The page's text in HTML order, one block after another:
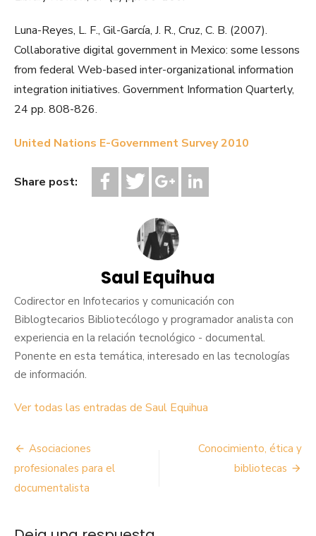
Luna-Reyes, L. F., Gil-García, J. R., Cruz, C. B. (2007).
Collaborative digital government in Mexico: some lessons
from federal Web-based inter-organizational information
integration initiatives. Government Information Quarterly,
24 pp. 808-826.
United Nations E-Government Survey 2010
Share post:
Saul Equihua
Codirector en Infotecarios y comunicación con
Biblogtecarios Bibliotecólogo y programador analista con
experiencia en la relación tecnológico - documental.
Ponente en esta temática, interesado en las tecnologías
de información.
Ver todas las entradas de Saul Equihua
Navegación
de
entradas
Asociaciones
profesionales para el
documentalista
Conocimiento, ética y
bibliotecas